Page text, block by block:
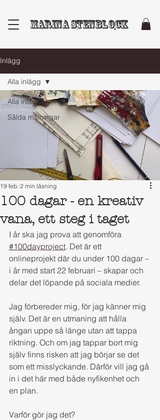
Marina Stenblock
Inlägg
Alla inlägg
Sålda målningar
Alla inlägg
100 dagar - en kreativ
vana, ett steg i taget
19 feb. 2 min läsning
I år ska jag prova att genomföra
#100dayproject. Det är ett
onlineprojekt där du under 100 dagar –
i år med start 22 februari – skapar och
delar det löpande på sociala medier.
Jag förbereder mig, för jag känner mig
själv. Det är en utmaning att hålla
ångan uppe så länge utan att tappa
riktning. Och om jag tappar bort mig
själv finns risken att jag börjar se det
som ett misslyckande. Därför vill jag gå
in i det här med både nyfikenhet och
en plan.
Varför gör jag det?